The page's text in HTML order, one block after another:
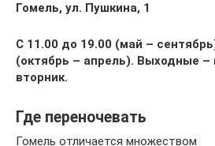
Гомель, ул. Пушкина, 1
С 11.00 до 19.00 (май –
(октябрь – апрель). Выходные –
вторник.
Где переночевать
Гомель отличается множеством